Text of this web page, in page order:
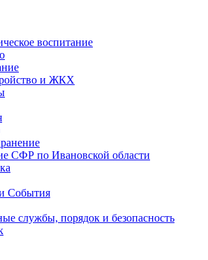
воспитание
и ЖКХ
СФР по Ивановской области
События
службы, порядок и безопасность